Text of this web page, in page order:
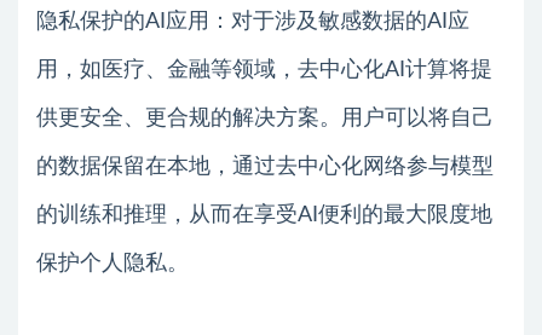
隐私保护的AI应用：对于涉及敏感数据的AI应
用，如医疗、金融等领域，去中心化AI计算将提
供更安全、更合规的解决方案。用户可以将自己
的数据保留在本地，通过去中心化网络参与模型
的训练和推理，从而在享受AI便利的最大限度地
保护个人隐私。